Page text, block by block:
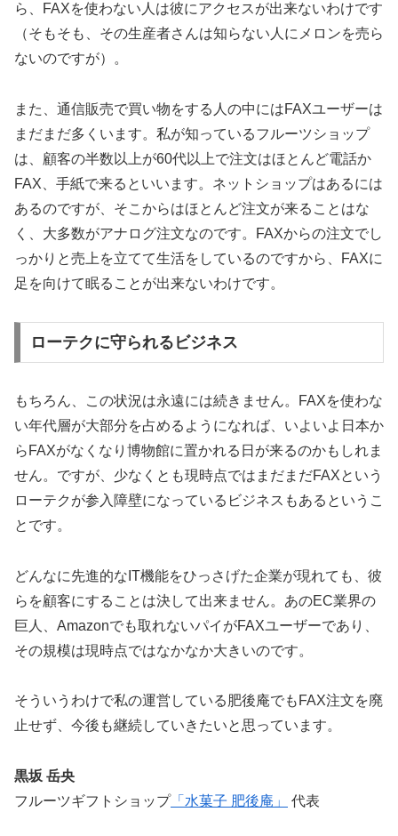
ら、FAXを使わない人は彼にアクセスが出来ないわけです
（そもそも、その生産者さんは知らない人にメロンを売ら
ないのですが）。
また、通信販売で買い物をする人の中にはFAXユーザーは
まだまだ多くいます。私が知っているフルーツショップ
は、顧客の半数以上が60代以上で注文はほとんど電話か
FAX、手紙で来るといいます。ネットショップはあるには
あるのですが、そこからはほとんど注文が来ることはな
く、大多数がアナログ注文なのです。FAXからの注文でし
っかりと売上を立てて生活をしているのですから、FAXに
足を向けて眠ることが出来ないわけです。
ローテクに守られるビジネス
もちろん、この状況は永遠には続きません。FAXを使わな
い年代層が大部分を占めるようになれば、いよいよ日本か
らFAXがなくなり博物館に置かれる日が来るのかもしれま
せん。ですが、少なくとも現時点ではまだまだFAXという
ローテクが参入障壁になっているビジネスもあるというこ
とです。
どんなに先進的なIT機能をひっさげた企業が現れても、彼
らを顧客にすることは決して出来ません。あのEC業界の
巨人、Amazonでも取れないパイがFAXユーザーであり、
その規模は現時点ではなかなか大きいのです。
そういうわけで私の運営している肥後庵でもFAX注文を廃
止せず、今後も継続していきたいと思っています。
黒坂 岳央
フルーツギフトショップ「水菓子 肥後庵」 代表